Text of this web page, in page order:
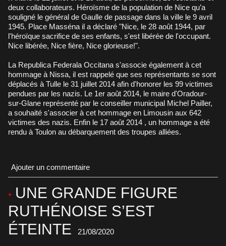
deux collaborateurs. Héroïsme de la population de Nice qu’a
souligné le général de Gaulle de passage dans la ville le 9 avril
1945. Place Masséna il a déclaré "Nice, le 28 août 1944, par
l'héroïque sacrifice de ses enfants, s'est libérée de l'occupant.
Nice libérée, Nice fière, Nice glorieuse!".
La Republica Federala Occitana s'associe également à cet
hommage à Nissa, il est rappelé que ses représentants se sont
déplacés à Tulle le 31 juillet 2014 afin d'honorer les 99 victimes
pendues par les nazis. Le 1er août 2014, le maire d'Oradour-
sur-Glane représenté par le conseiller municipal Michel Pailler,
a souhaité s'associer à cet hommage en Limousin aux 642
victimes des nazis. Enfin le 17 août 2014 , un hommage a été
rendu à Toulon au débarquement des troupes alliées.
Ajouter un commentaire
UNE GRANDE FIGURE
RUTHÉNOISE S’EST
ÉTEINTE
21/08/2020